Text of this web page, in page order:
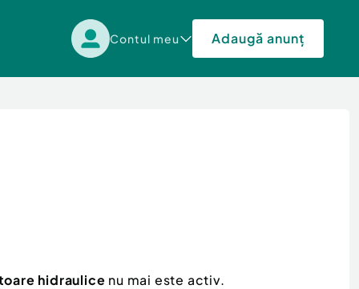
Contul meu Adaugă anunț
hidraulice nu mai este activ.